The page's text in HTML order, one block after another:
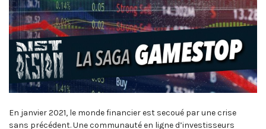
En janvier 2021, le monde financier est secoué par une crise
sans précédent. Une communauté en ligne d’investisseurs